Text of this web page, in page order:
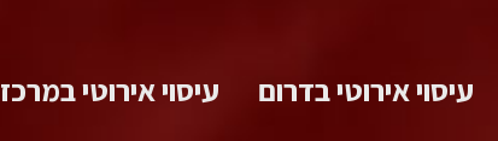
עיסוי אירוטי בדרום עיסוי אירוטי במרכז